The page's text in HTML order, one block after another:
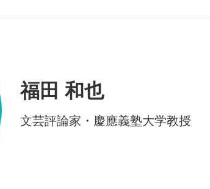
が初めて明かした日本代表監督に...
めのキーワードタグ一覧
一郎
福田 和也
文芸評論家・慶應義塾大学教授